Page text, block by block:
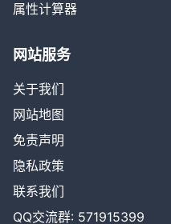
属性计算器
网站服务
关于我们
网站地图
免责声明
隐私政策
联系我们
QQ交流群: 571915399